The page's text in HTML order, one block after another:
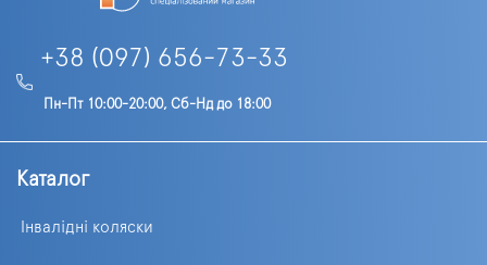
+38 (097) 656-73-33
Пн-Пт 10:00-20:00, Сб-Нд до 18:00
Каталог
Інвалідні коляски